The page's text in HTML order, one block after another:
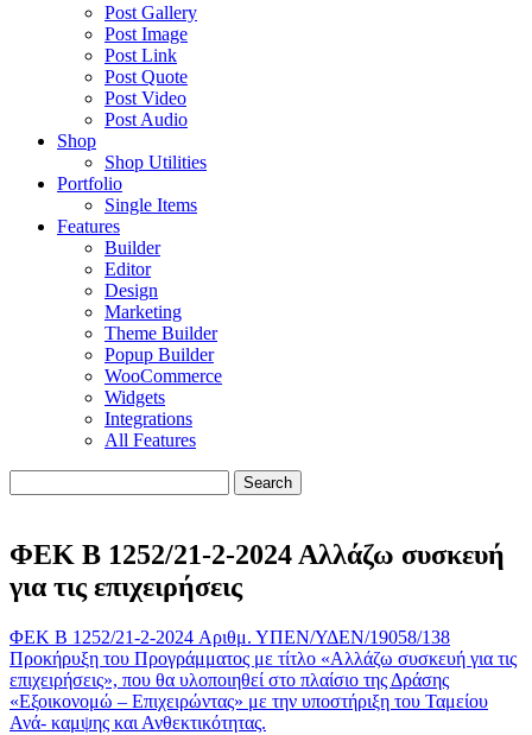
Post Gallery
Post Image
Post Link
Post Quote
Post Video
Post Audio
Shop
Shop Utilities
Portfolio
Single Items
Features
Builder
Editor
Design
Marketing
Theme Builder
Popup Builder
WooCommerce
Widgets
Integrations
All Features
Search
ΦΕΚ Β 1252/21-2-2024 Αλλάζω συσκευή
για τις επιχειρήσεις
ΦΕΚ B 1252/21-2-2024 Αριθμ. ΥΠΕΝ/ΥΔΕΝ/19058/138
Προκήρυξη του Προγράμματος με τίτλο «Αλλάζω συσκευή για τις
επιχειρήσεις», που θα υλοποιηθεί στο πλαίσιο της Δράσης
«Εξοικονομώ – Επιχειρώντας» με την υποστήριξη του Ταμείου
Ανά- καμψης και Ανθεκτικότητας.